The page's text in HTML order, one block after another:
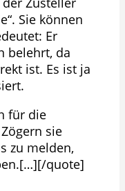
Sie können
Er
belehrt, da
ist. Es ist ja
für die
sie
zu melden,
quote]